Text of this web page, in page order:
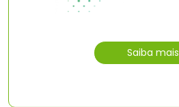
Saiba mais